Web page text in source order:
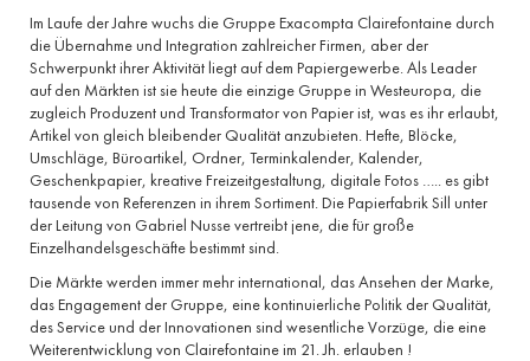
Im Laufe der Jahre wuchs die Gruppe Exacompta Clairefontaine durch
die Übernahme und Integration zahlreicher Firmen, aber der
Schwerpunkt ihrer Aktivität liegt auf dem Papiergewerbe. Als Leader
auf den Märkten ist sie heute die einzige Gruppe in Westeuropa, die
zugleich Produzent und Transformator von Papier ist, was es ihr erlaubt,
Artikel von gleich bleibender Qualität anzubieten. Hefte, Blöcke,
Umschläge, Büroartikel, Ordner, Terminkalender, Kalender,
Geschenkpapier, kreative Freizeitgestaltung, digitale Fotos ….. es gibt
tausende von Referenzen in ihrem Sortiment. Die Papierfabrik Sill unter
der Leitung von Gabriel Nusse vertreibt jene, die für große
Einzelhandelsgeschäfte bestimmt sind.
Die Märkte werden immer mehr international, das Ansehen der Marke,
das Engagement der Gruppe, eine kontinuierliche Politik der Qualität,
des Service und der Innovationen sind wesentliche Vorzüge, die eine
Weiterentwicklung von Clairefontaine im 21. Jh. erlauben !